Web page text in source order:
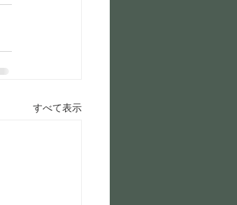
すべて表示